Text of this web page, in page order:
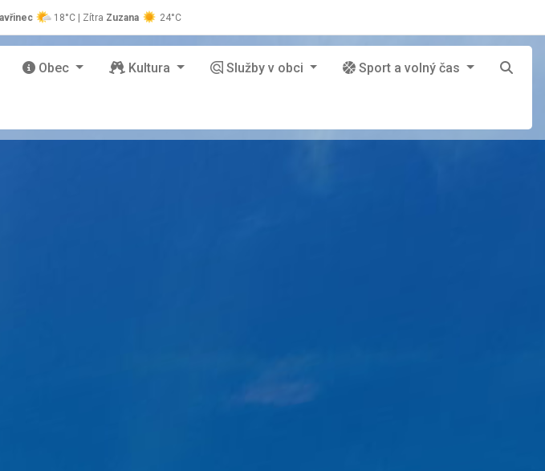
18°C | Zítra Zuzana 24°C
Obec Kultura Služby v obci Sport a volný čas